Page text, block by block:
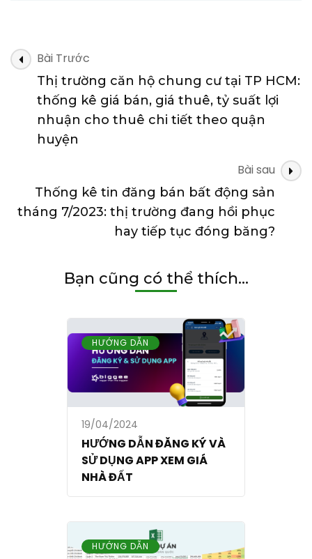
Điều
hướng
bài
viết
Bài Trước
Thị trường căn hộ chung cư tại TP HCM:
thống kê giá bán, giá thuê, tỷ suất lợi
nhuận cho thuê chi tiết theo quận
huyện
Bài sau
Thống kê tin đăng bán bất động sản
tháng 7/2023: thị trường đang hồi phục
hay tiếp tục đóng băng?
Bạn cũng có thể thích...
HƯỚNG DẪN
19/04/2024
HƯỚNG DẪN ĐĂNG KÝ VÀ
SỬ DỤNG APP XEM GIÁ
NHÀ ĐẤT
HƯỚNG DẪN